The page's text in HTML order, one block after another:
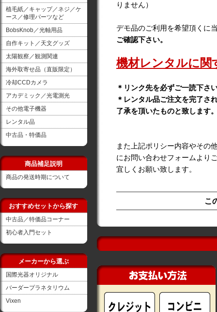
植毛紙／キャップ／ネジ／ケ
ース／修理パーツなど
BobsKnob／光軸用品
自作キット／天文グッズ
太陽観察／観測関連
海外取寄せ品（直販限定）
冷却CCDカメラ
アカデミック／光電測光
その他電子機器
レンタル品
中古品・特価品
商品補足説明
商品の発送時期について
おすすめセットから探す
中古品／特価品コーナー
初心者入門セット
メーカーから選ぶ
国際光器オリジナル
バーダープラネタリウム
Vixen
りません）
デモ品のご利用を希望頂くに
ご確認下さい。
機材レンタルに関
＊リンク先を必ずご一読下さ
＊レンタル品ご注文を完了さ
了承を頂いたものと致します
また上記ポリシー内容やその
にお問い合わせフォームより
宜しくお願い致します。
こ